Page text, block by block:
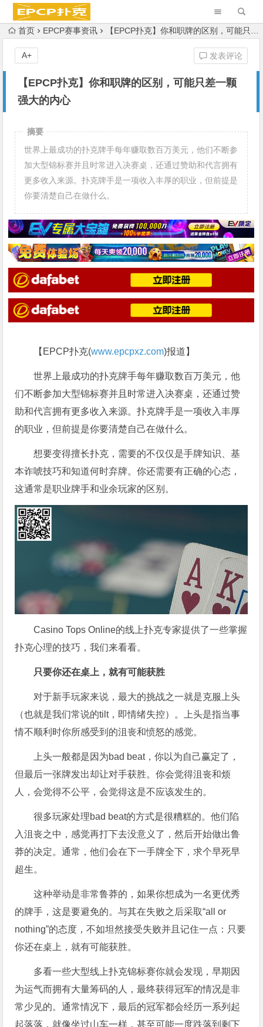
首页 EPCP赛事资讯 【EPCP扑克】你和职牌的区别，可能只差一颗强大的内心
【EPCP扑克】你和职牌的区别，可能只差一颗
强大的内心
发表评论
A+
摘要
世界上最成功的扑克牌手每年赚取数百万美元，他们不断参
加大型锦标赛并且时常进入决赛桌，还通过赞助和代言拥有
更多收入来源。扑克牌手是一项收入丰厚的职业，但前提是
你要清楚自己在做什么。
【EPCP扑克(www.epcpxz.com)报道】
世界上最成功的扑克牌手每年赚取数百万美元，他
们不断参加大型锦标赛并且时常进入决赛桌，还通过赞
助和代言拥有更多收入来源。扑克牌手是一项收入丰厚
的职业，但前提是你要清楚自己在做什么。
想要变得擅长扑克，需要的不仅仅是手牌知识、基
本诈唬技巧和知道何时弃牌。你还需要有正确的心态，
这通常是职业牌手和业余玩家的区别。
Casino Tops Online的线上扑克专家提供了一些掌握
扑克心理的技巧，我们来看看。
只要你还在桌上，就有可能获胜
对于新手玩家来说，最大的挑战之一就是克服上头
（也就是我们常说的tilt，即情绪失控）。上头是指当事
情不顺利时你所感受到的沮丧和愤怒的感觉。
上头一般都是因为bad beat，你以为自己赢定了，
但最后一张牌发出却让对手获胜。你会觉得沮丧和烦
人，会觉得不公平，会觉得这是不应该发生的。
很多玩家处理bad beat的方式是很糟糕的。他们陷
入沮丧之中，感觉再打下去没意义了，然后开始做出鲁
莽的决定。通常，他们会在下一手牌全下，求个早死早
超生。
这种举动是非常鲁莽的，如果你想成为一名更优秀
的牌手，这是要避免的。与其在失败之后采取“all or
nothing”的态度，不如坦然接受失败并且记住一点：只要
你还在桌上，就有可能获胜。
多看一些大型线上扑克锦标赛你就会发现，早期因
为运气而拥有大量筹码的人，最终获得冠军的情况是非
常少见的。通常情况下，最后的冠军都会经历一系列起
起落落，就像坐过山车一样，甚至可能一度跌落到剩下